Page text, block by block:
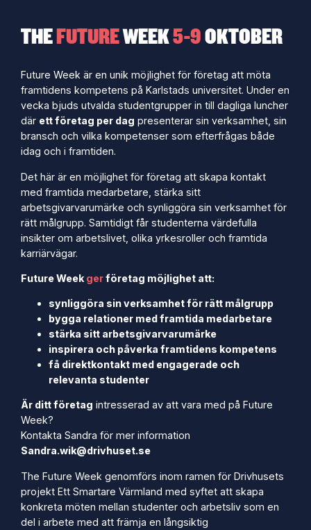
THEFUTUREWEEK5-9OKTOBER
Future Week är en unik möjlighet för företag att möta
framtidens kompetens på Karlstads universitet. Under en
vecka bjuds utvalda studentgrupper in till dagliga luncher
där ett företag per dag presenterar sin verksamhet, sin
bransch och vilka kompetenser som efterfrågas både
idag och i framtiden.
Det här är en möjlighet för företag att skapa kontakt
med framtida medarbetare, stärka sitt
arbetsgivarvarumärke och synliggöra sin verksamhet för
rätt målgrupp. Samtidigt får studenterna värdefulla
insikter om arbetslivet, olika yrkesroller och framtida
karriärvägar.
Future Week gerföretag möjlighet att:
synliggöra sin verksamhet för rätt målgrupp
bygga relationer med framtida medarbetare
stärka sitt arbetsgivarvarumärke
inspirera och påverka framtidens kompetens
få direktkontakt med engagerade och
relevanta studenter
Är ditt företag intresserad av att vara med på Future
Week?
Kontakta Sandra för mer information
Sandra.wik@drivhuset.se
The Future Week genomförs inom ramen för Drivhusets
projekt Ett Smartare Värmland med syftet att skapa
konkreta möten mellan studenter och arbetsliv som en
del i arbete med att främja en långsiktig